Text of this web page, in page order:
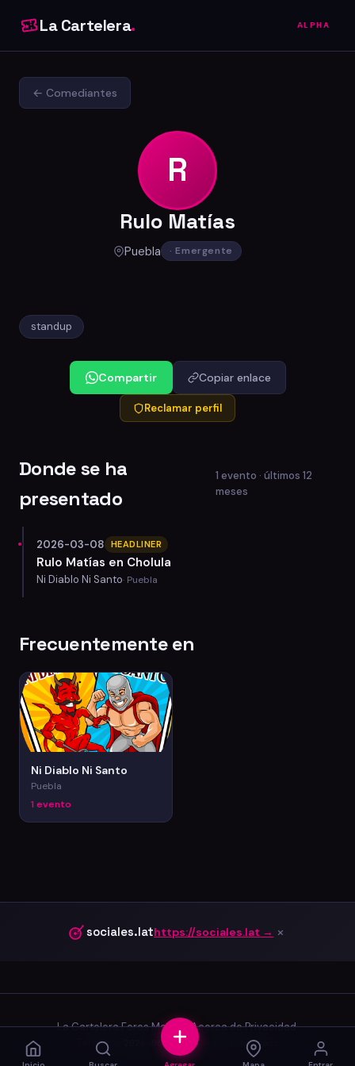
La Cartelera. ALPHA
← Comediantes
R
Rulo Matías
Puebla · Emergente
standup
Compartir Copiar enlace
Reclamar perfil
Donde se ha
presentado
1 evento · últimos 12
meses
2026-03-08 HEADLINER
Rulo Matías en Cholula
Ni Diablo Ni Santo· Puebla
Frecuentemente en
Ni Diablo Ni Santo
Puebla
1 evento
sociales.lathttps://sociales.lat → ×
La Cartelera·Foros·Marcas Acerca de·Privacidad·
Terminos
2026-06-03.0 39ef9cb 65d ago